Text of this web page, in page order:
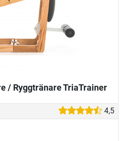
/ Ryggtränare TriaTrainer
4,5